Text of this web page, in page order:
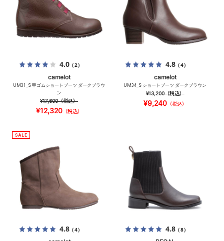
4.0（2）
camelot
UM31_S 甲ゴムショートブーツ ダークブラウ
ン
¥17,600（税込）
¥12,320（税込）
4.8（4）
camelot
UM34_S ショートブーツ ダークブラウン
¥13,200（税込）
¥9,240（税込）
4.8（4） 4.8（8）